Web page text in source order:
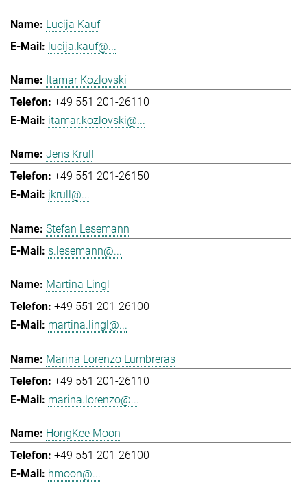
Lucija Kauf
lucija.kauf@...
Itamar Kozlovski
+49 551 201-26110
itamar.kozlovski@...
Jens Krull
+49 551 201-26150
jkrull@...
Stefan Lesemann
s.lesemann@...
Martina Lingl
+49 551 201-26100
martina.lingl@...
Marina Lorenzo Lumbreras
+49 551 201-26110
marina.lorenzo@...
HongKee Moon
+49 551 201-26100
hmoon@...